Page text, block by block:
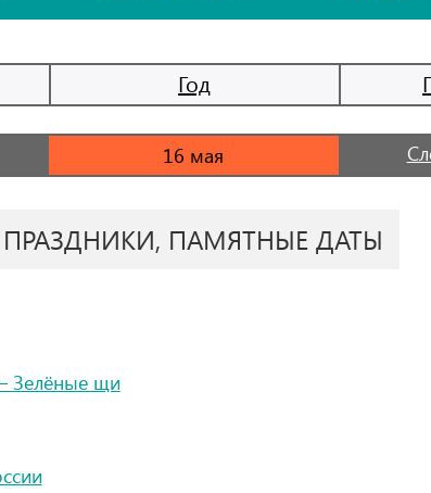
Год
ПРАЗДНИКИ, ПАМЯТНЫЕ ДАТЫ
Зелёные щи